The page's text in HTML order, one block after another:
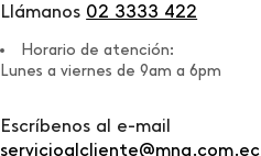
Llámanos 02 3333 422
Horario de atención:
Lunes a viernes de 9am a 6pm
Escríbenos al e-mail
servicioalcliente@mng.com.ec